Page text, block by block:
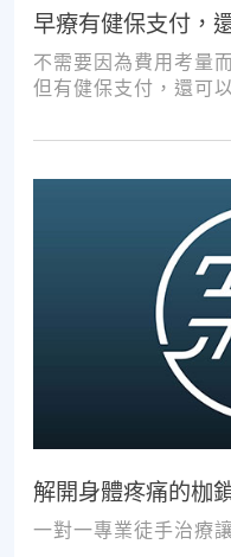
早療有健保支付，
不需要因為費用考量
但有健保支付，還可
解開身體疼痛的枷
一對一專業徒手治療